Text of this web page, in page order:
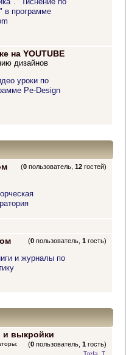
в программе
на YOUTUBE
дизайнов
уроки по
Pe-Design
(0 пользователь,12 гостей)
(0 пользователь,1 гость)
и журналы по
и выкройки
(0 пользователь,1 гость)